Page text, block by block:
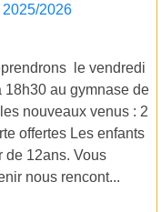
2026
le vendredi
18h30 au gymnase de
nouveaux venus : 2
offertes Les enfants
de 12ans. Vous
nous rencont...